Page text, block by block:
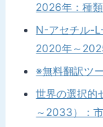
2026年：種類
N-アセチル-
2020年～
※無料翻訳ツ
世界の選択的
～2033）：